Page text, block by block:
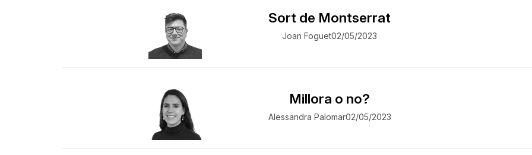
Sort de Montserrat
Joan Foguet02/05/2023
Millora o no?
Alessandra Palomar02/05/2023